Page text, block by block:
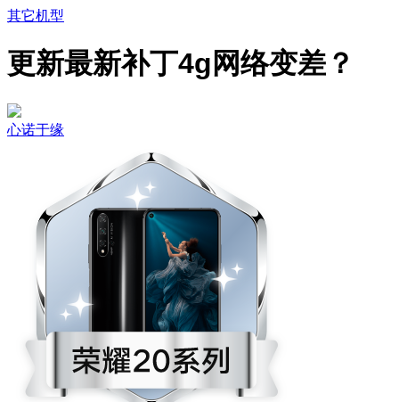
其它机型
更新最新补丁4g网络变差？
心诺于缘